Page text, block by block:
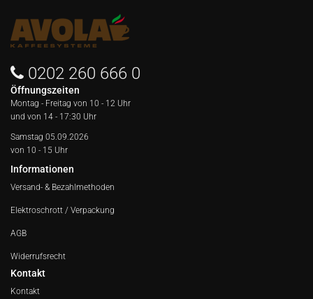
0202 260 666 0
Öffnungszeiten
Montag - Freitag von 10 - 12 Uhr
und von 14 - 17:30 Uhr
Samstag 05.09.2026
von 10 - 15 Uhr
Informationen
Versand- & Bezahlmethoden
Elektroschrott / Verpackung
AGB
Widerrufsrecht
Kontakt
Kontakt